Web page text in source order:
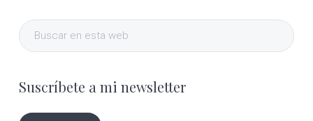
Buscar
en
web
Suscríbete a mi newsletter